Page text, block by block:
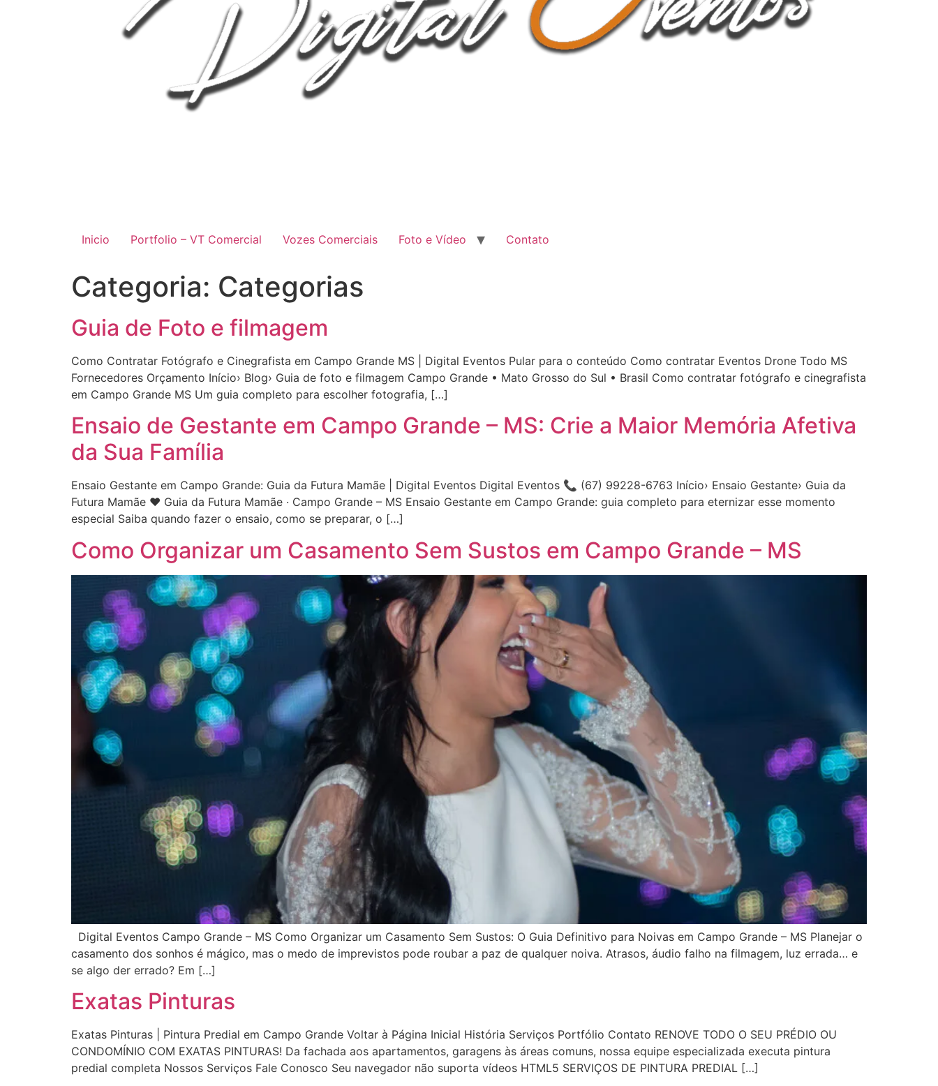
Inicio Portfolio – VT Comercial Vozes Comerciais Foto e Vídeo Contato
Categoria: Categorias
Guia de Foto e filmagem
Como Contratar Fotógrafo e Cinegrafista em Campo Grande MS | Digital Eventos Pular para o conteúdo Como contratar Eventos Drone Todo MS
Fornecedores Orçamento Início› Blog› Guia de foto e filmagem Campo Grande • Mato Grosso do Sul • Brasil Como contratar fotógrafo e cinegrafista
em Campo Grande MS Um guia completo para escolher fotografia, […]
Ensaio de Gestante em Campo Grande – MS: Crie a Maior Memória Afetiva
da Sua Família
Ensaio Gestante em Campo Grande: Guia da Futura Mamãe | Digital Eventos Digital Eventos 📞 (67) 99228-6763 Início› Ensaio Gestante› Guia da
Futura Mamãe ❤️ Guia da Futura Mamãe · Campo Grande – MS Ensaio Gestante em Campo Grande: guia completo para eternizar esse momento
especial Saiba quando fazer o ensaio, como se preparar, o […]
Como Organizar um Casamento Sem Sustos em Campo Grande – MS
Digital Eventos Campo Grande – MS Como Organizar um Casamento Sem Sustos: O Guia Definitivo para Noivas em Campo Grande – MS Planejar o
casamento dos sonhos é mágico, mas o medo de imprevistos pode roubar a paz de qualquer noiva. Atrasos, áudio falho na filmagem, luz errada… e
se algo der errado? Em […]
Exatas Pinturas
Exatas Pinturas | Pintura Predial em Campo Grande Voltar à Página Inicial História Serviços Portfólio Contato RENOVE TODO O SEU PRÉDIO OU
CONDOMÍNIO COM EXATAS PINTURAS! Da fachada aos apartamentos, garagens às áreas comuns, nossa equipe especializada executa pintura
predial completa Nossos Serviços Fale Conosco Seu navegador não suporta vídeos HTML5 SERVIÇOS DE PINTURA PREDIAL […]